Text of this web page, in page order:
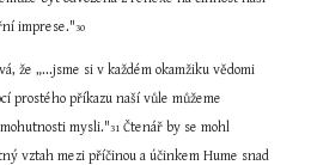
imprese."30
že „...jsme si v každém okamžiku vědomi
prostého příkazu naší vůle můžeme
mysli."31 Čtenář by se mohl
vztah mezi příčinou a účinkem Hume snad